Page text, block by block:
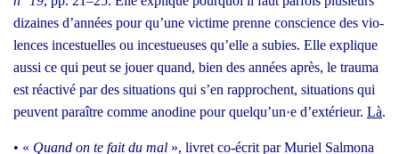
dizaines d’années pour qu’une vic­time prenne conscience des vio­
lences inces­tuelles ou inces­tueuses qu’elle a subies. Elle explique
aus­si ce qui peut se jouer quand, bien des années après, le trau­ma
est réac­ti­vé par des situa­tions qui s’en rap­prochent, situa­tions qui
peuvent paraître comme ano­dine pour quelqu’un·e d’extérieur. Là.
• « Quand on te fait du mal », livret co-écrit par Muriel Sal­mo­na